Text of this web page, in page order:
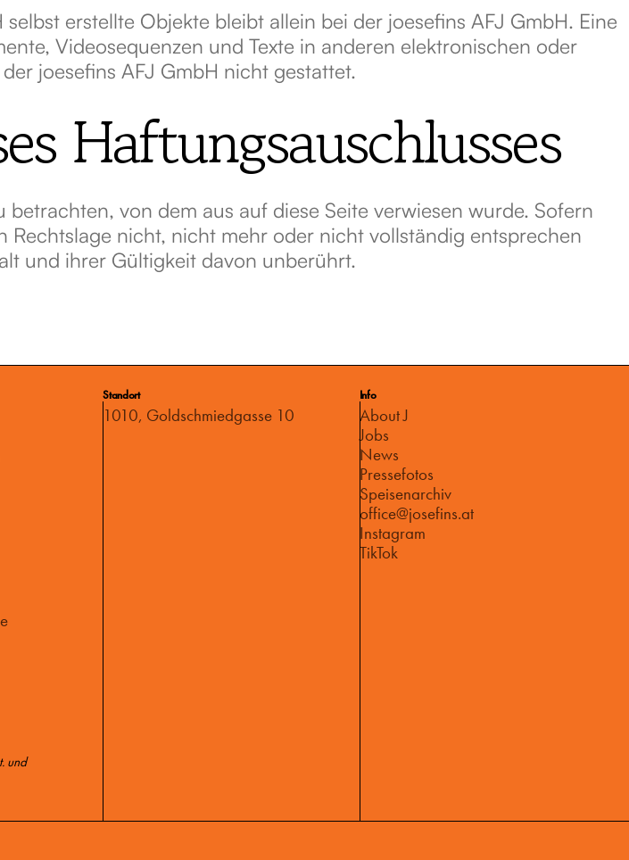
erstellte Objekte bleibt allein bei der joesefins AFJ GmbH. Eine
Videosequenzen und Texte in anderen elektronischen oder
joesefins AFJ GmbH nicht gestattet.
Haftungsauschlusses
von dem aus auf diese Seite verwiesen wurde. Sofern
Rechtslage nicht, nicht mehr oder nicht vollständig entsprechen
und ihrer Gültigkeit davon unberührt.
und
Standort
1010, Goldschmiedgasse 10
Info
About J
Jobs
News
Pressefotos
Speisenarchiv
office@josefins.at
Instagram
TikTok